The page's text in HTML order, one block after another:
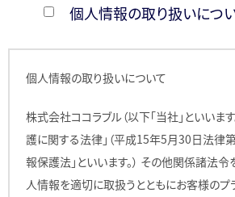
個人情報の取り扱いにつ
個人情報の取り扱いについて
株式会社ココラブル（以下「当社」といいます
護に関する法律」（平成15年5月30日法律
報保護法」といいます。） その他関係諸法
人情報を適切に取扱うとともにお客様の